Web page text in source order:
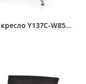
Плетеное кресло Y137C-W85 Latte